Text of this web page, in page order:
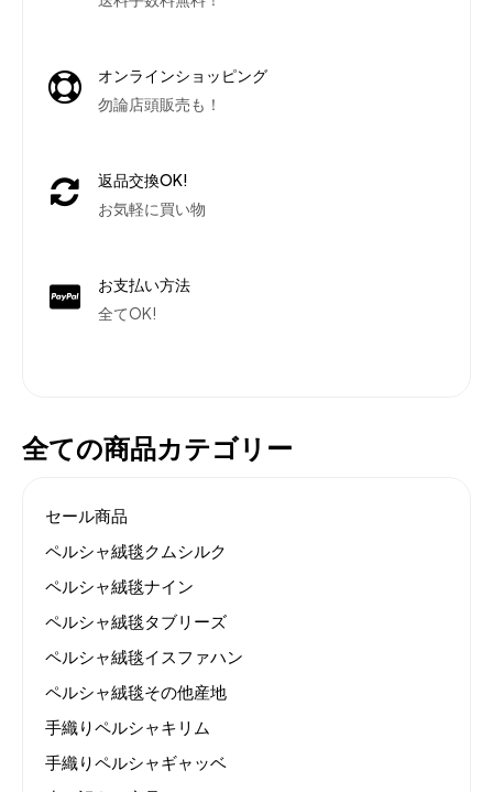
オンラインショッピング
勿論店頭販売も！
返品交換OK!
お気軽に買い物
お支払い方法
全てOK!
全ての商品カテゴリー
セール商品
ペルシャ絨毯クムシルク
ペルシャ絨毯ナイン
ペルシャ絨毯タブリーズ
ペルシャ絨毯イスファハン
ペルシャ絨毯その他産地
手織りペルシャキリム
手織りペルシャギャッベ